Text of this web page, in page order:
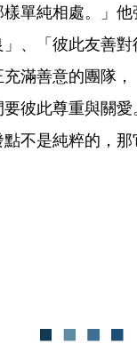
單純相處。」
、「彼此友善
滿善意的團隊
彼此尊重與關
不是純粹的，